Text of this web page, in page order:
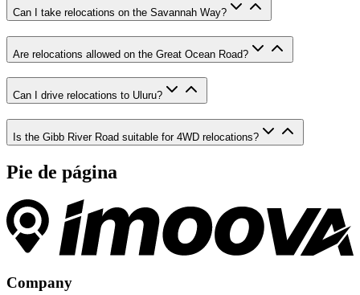
Can I take relocations on the Savannah Way?
Are relocations allowed on the Great Ocean Road?
Can I drive relocations to Uluru?
Is the Gibb River Road suitable for 4WD relocations?
Pie de página
Company